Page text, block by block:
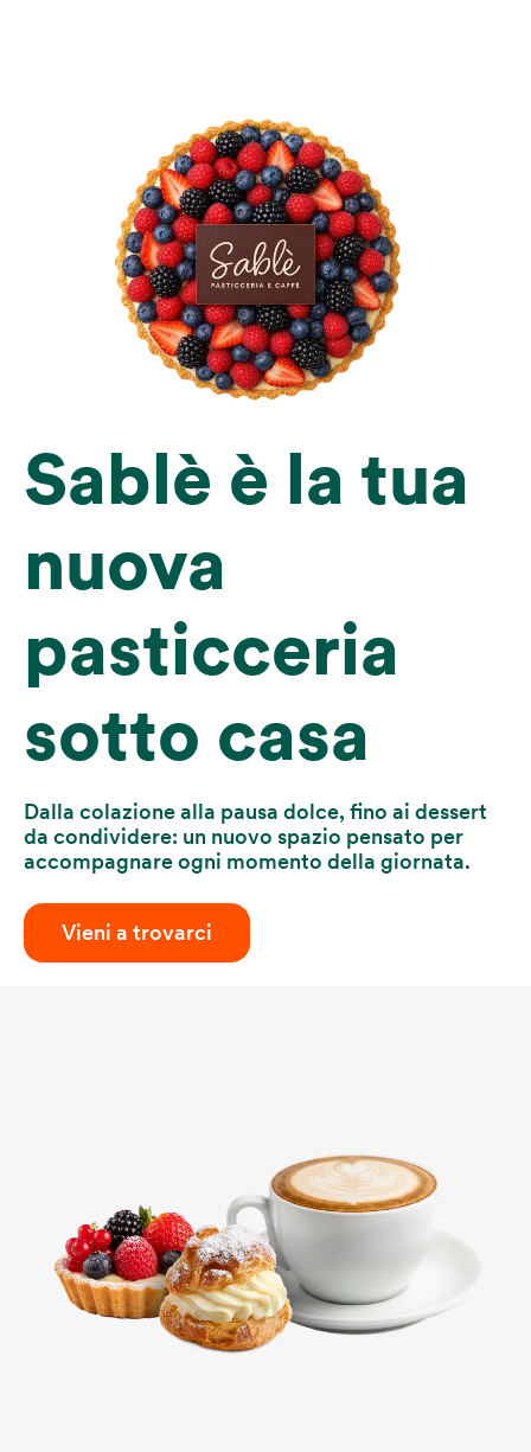
Sablè è la tua
nuova
pasticceria
sotto casa
Dalla colazione alla pausa dolce, fino ai dessert
da condividere: un nuovo spazio pensato per
accompagnare ogni momento della giornata.
Vieni a trovarci